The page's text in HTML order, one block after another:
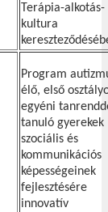
Terápia-alkotás-
kultura
Program
élő, első
egyéni
tanuló gyerekek
szociális és
kommunikációs
képességeinek
fejlesztésére
innovatív